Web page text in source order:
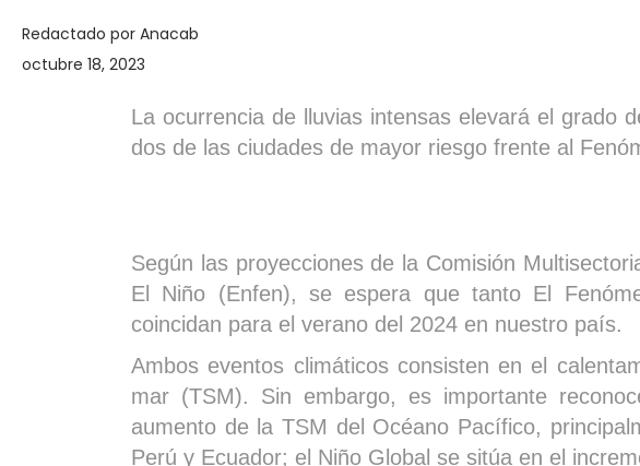
Redactado por Anacab
octubre 18, 2023
La ocurrencia de lluvias intensas elevará el grado
dos de las ciudades de mayor riesgo frente al
Según las proyecciones de la Comisión
El Niño (Enfen), se espera que tanto El
coincidan para el verano del 2024 en nuestro país.
Ambos eventos climáticos consisten en el
mar (TSM). Sin embargo, es importante
aumento de la TSM del Océano Pacífico,
Perú y Ecuador; el Niño Global se sitúa en el